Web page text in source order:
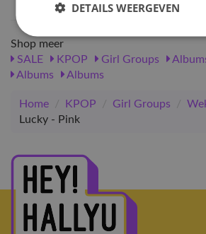
Shop meer
SALE
KPOP Girl Groups
Albums
Albums
Home / KPOP / Girl Groups /
Lucky - Pink
DETAILS WEERGEVEN